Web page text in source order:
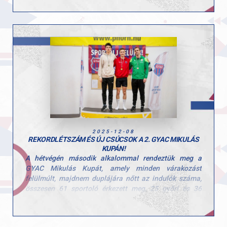
2025-12-08
REKORDLÉTSZÁM ÉS ÚJ CSÚCSOK A 2. GYAC MIKULÁS
KUPÁN!
A hétvégén második alkalommal rendeztük meg a
GYAC Mikulás Kupát, amely minden várakozást
felülmúlt, majdnem duplájára nőtt az indulók száma,
összesen 61 sportoló érkezett meg, 25 győri és 36
A legfiatalabb és a legidősebb korú versenyző között 23